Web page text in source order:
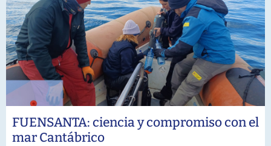
FUENSANTA: ciencia y compromiso con el
mar Cantábrico